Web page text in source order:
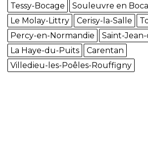
Tessy-Bocage
Souleuvre en
Le Molay-Littry
Cerisy-la-Salle
Percy-en-Normandie
Saint-
La Haye-du-Puits
Carentan
Villedieu-les-Poêles-Rouffigny